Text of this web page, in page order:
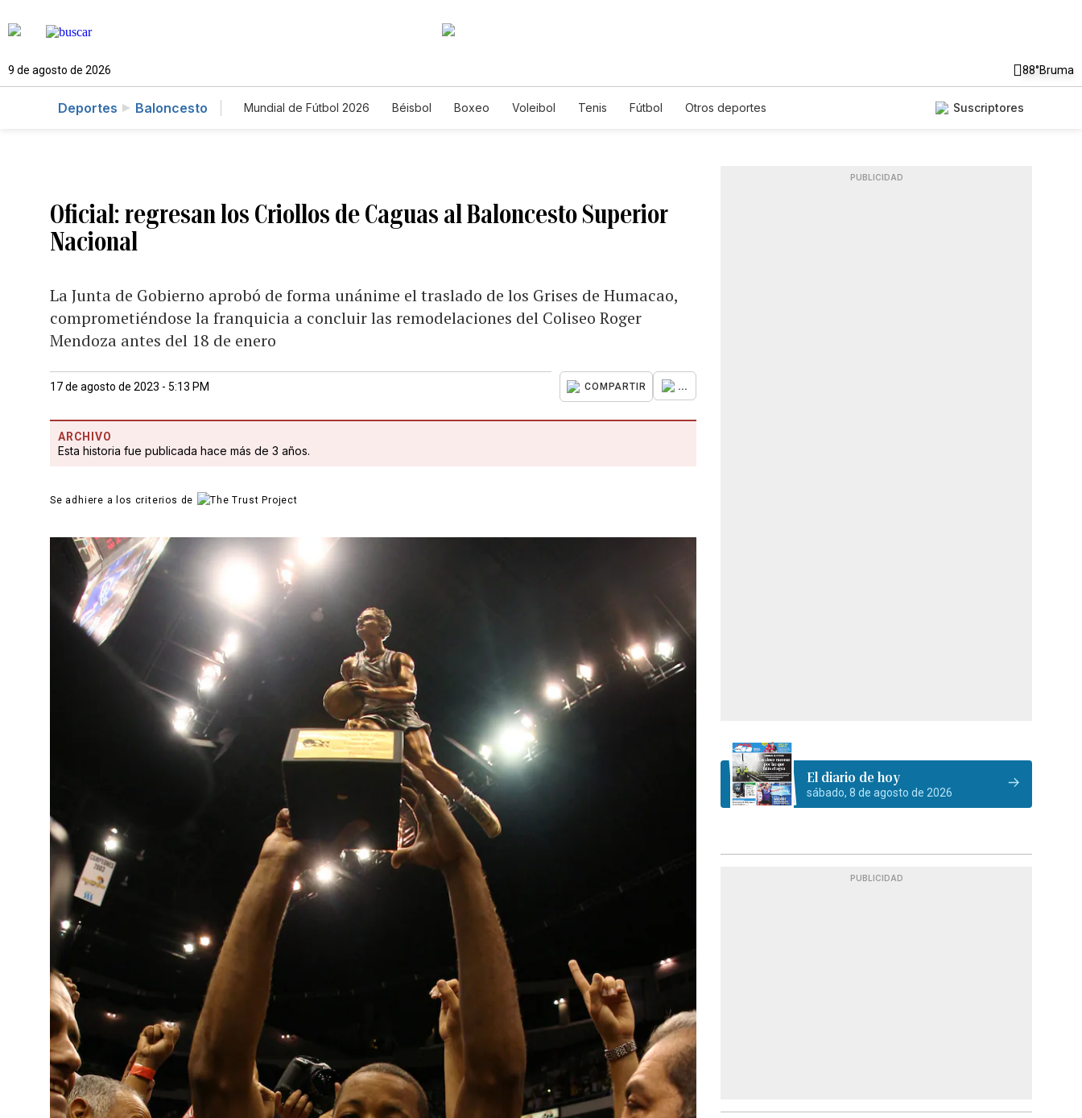
9 de agosto de 2026 88°Bruma
Deportes Baloncesto Mundial de Fútbol 2026 Béisbol Boxeo Voleibol Tenis Fútbol Otros deportes Suscriptores
Oficial: regresan los Criollos de Caguas al Baloncesto Superior
Nacional
La Junta de Gobierno aprobó de forma unánime el traslado de los Grises de Humacao,
comprometiéndose la franquicia a concluir las remodelaciones del Coliseo Roger
Mendoza antes del 18 de enero
17 de agosto de 2023 - 5:13 PM COMPARTIR ...
ARCHIVO
Esta historia fue publicada hace más de 3 años.
Se adhiere a los criterios de
PUBLICIDAD
El diario de hoy
sábado, 8 de agosto de 2026
PUBLICIDAD